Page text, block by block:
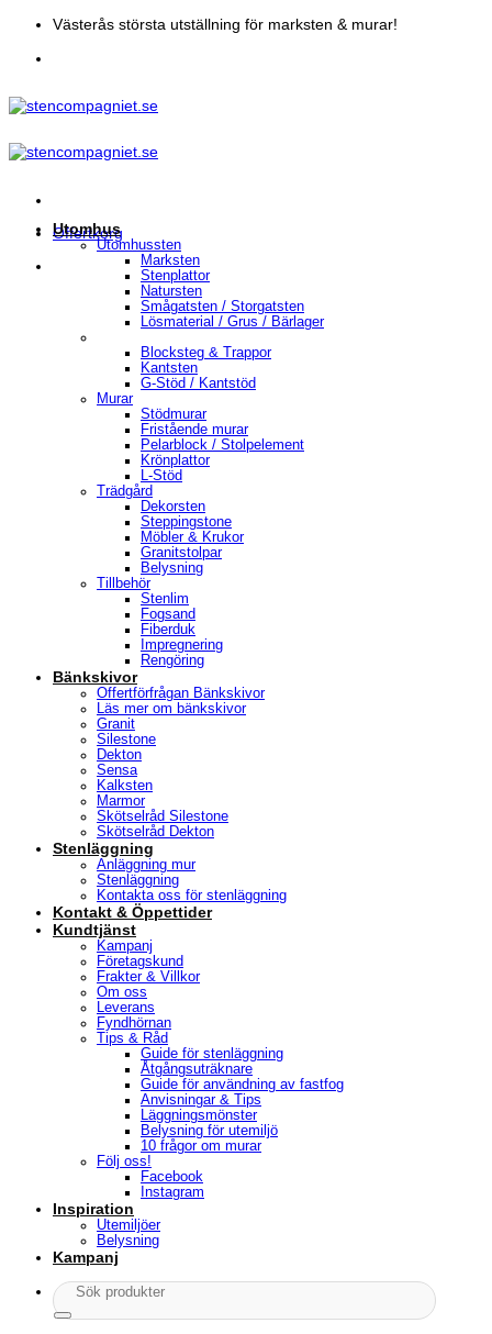
Skip
content
Västerås största utställning för marksten & murar!
Offertkorg
Utomhus
Utomhussten
Marksten
Stenplattor
Natursten
Smågatsten / Storgatsten
Lösmaterial / Grus / Bärlager
Blocksteg & Trappor
Kantsten
G-Stöd / Kantstöd
Murar
Stödmurar
Fristående murar
Pelarblock / Stolpelement
Krönplattor
L-Stöd
Trädgård
Dekorsten
Steppingstone
Möbler & Krukor
Granitstolpar
Belysning
Tillbehör
Stenlim
Fogsand
Fiberduk
Impregnering
Rengöring
Bänkskivor
Offertförfrågan Bänkskivor
Läs mer om bänkskivor
Granit
Silestone
Dekton
Sensa
Kalksten
Marmor
Skötselråd Silestone
Skötselråd Dekton
Stenläggning
Anläggning mur
Stenläggning
Kontakta oss för stenläggning
Kontakt & Öppettider
Kundtjänst
Kampanj
Företagskund
Frakter & Villkor
Om oss
Leverans
Fyndhörnan
Tips & Råd
Guide för stenläggning
Åtgångsuträknare
Guide för användning av fastfog
Anvisningar & Tips
Läggningsmönster
Belysning för utemiljö
10 frågor om murar
Följ oss!
Facebook
Instagram
Inspiration
Utemiljöer
Belysning
Kampanj
Sök
efter: